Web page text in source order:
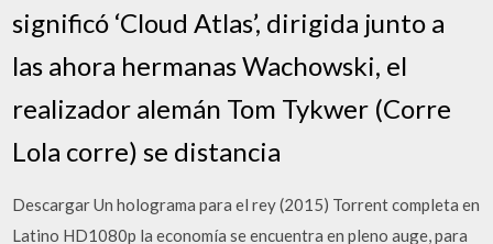
significó ‘Cloud Atlas’, dirigida junto a
las ahora hermanas Wachowski, el
realizador alemán Tom Tykwer (Corre
Lola corre) se distancia
Descargar Un holograma para el rey (2015) Torrent completa en
Latino HD1080p la economía se encuentra en pleno auge, para